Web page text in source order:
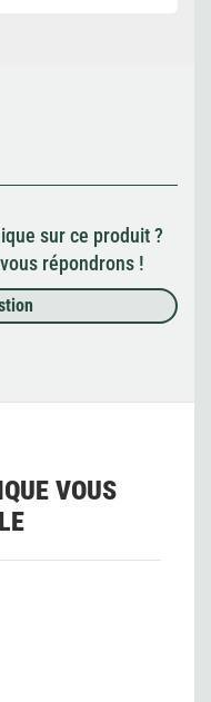
sur ce produit ?
répondrons !
VOUS